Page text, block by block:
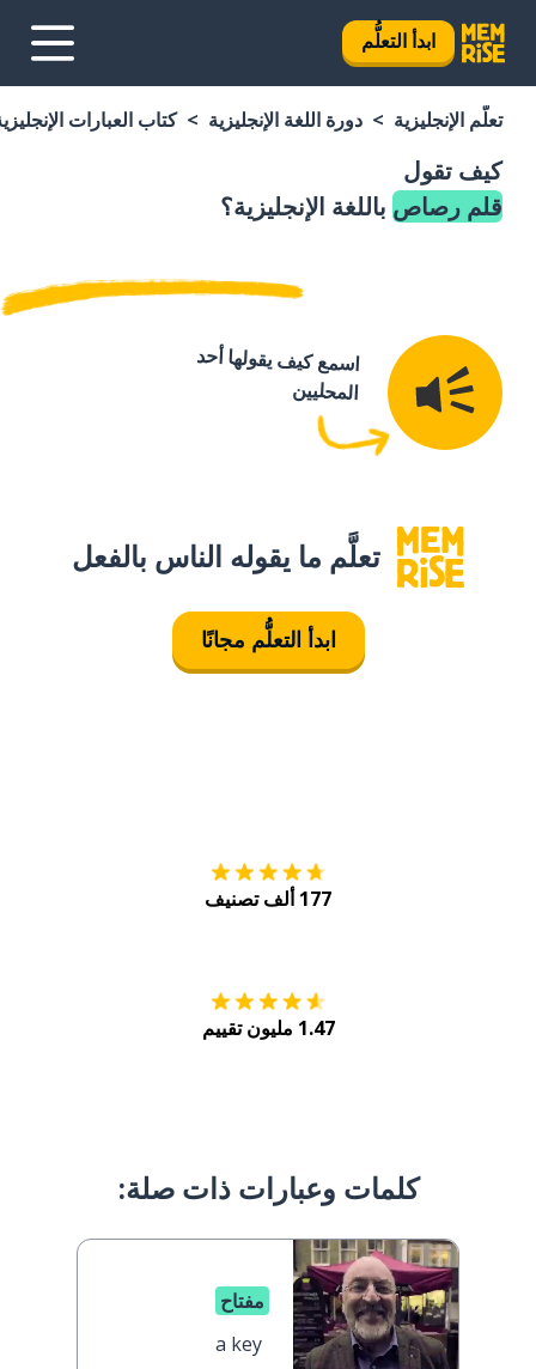
ابدأ التعلُّم
تعلَّم الإنجليزية دورة اللغة الإنجليزية كتاب العبارات
كيف تقول
قلم رصاص باللغة الإنجليزية؟
اسمع كيف يقولها أحد
المحليين
تعلَّم ما يقوله الناس بالفعل
ابدأ التعلُّم مجانًا
177 ألف تصنيف
1.47 مليون تقييم
كلمات وعبارات ذات صلة:
مفتاح
a key